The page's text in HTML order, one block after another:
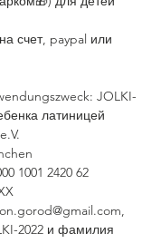
счет, paypal или
JOLKI-
латиницей
1001 2420 62
2022 и фамилия